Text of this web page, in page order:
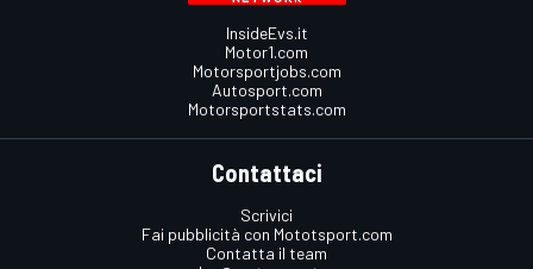
InsideEvs.it
Motor1.com
Motorsportjobs.com
Autosport.com
Motorsportstats.com
Contattaci
Scrivici
Fai pubblicità con Mototsport.com
Contatta il team